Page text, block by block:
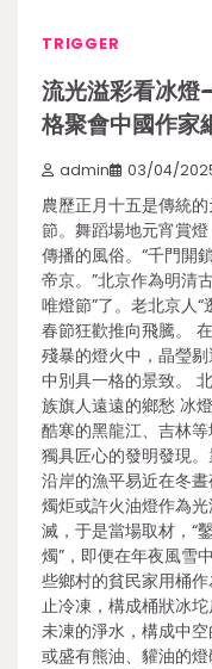
TRIGGER
流光溢彩看冰
格聚會中國作家
admin 03/04/
農歷正月十五是傳統
節。舞蹈場地元宵賞
傳播的風俗。“千門開
帝京。”北京作為明清
唯燈節”了。老北京人“
春節狂歡推向飛騰。
殘暴的燈火中，晶瑩
中別具一格的景致。
族旗人遠遠的鄉愁 冰
酷寒的黑龍江、吉林
獨具匠心的發明發現
沿岸的漁平易近在冬
燭炬或許火油燈作為
滅，于是當場取材，“
燭”，即便在年夜風雪
些鄉村的貧民家用桶
止冷凍，構成桶狀冰
未凍的淨水，構成中
或盛有熊油、貛油的